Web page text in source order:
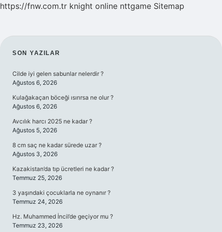
https://fnw.com.tr knight online nttgame Sitemap
SIDEBAR
SON YAZILAR
Cilde iyi gelen sabunlar nelerdir ?
Ağustos 6, 2026
Kulağakaçan böceği ısırırsa ne olur ?
Ağustos 6, 2026
Avcılık harcı 2025 ne kadar ?
Ağustos 5, 2026
8 cm saç ne kadar sürede uzar ?
Ağustos 3, 2026
Kazakistan’da tıp ücretleri ne kadar ?
Temmuz 25, 2026
3 yaşındaki çocuklarla ne oynanır ?
Temmuz 24, 2026
Hz. Muhammed İncil’de geçiyor mu ?
Temmuz 23, 2026